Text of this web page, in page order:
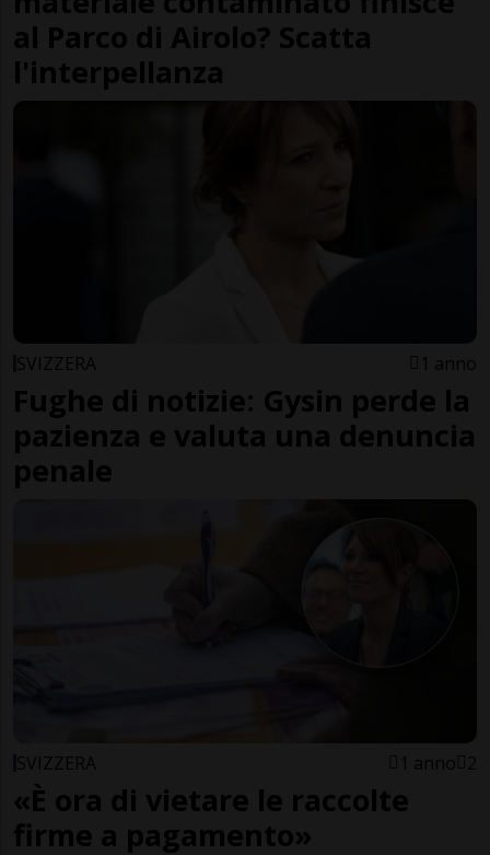
al Parco di Airolo? Scatta
l'interpellanza
SVIZZERA 1 anno
Fughe di notizie: Gysin perde la
pazienza e valuta una denuncia
penale
SVIZZERA 1 anno 2
«È ora di vietare le raccolte
firme a pagamento»